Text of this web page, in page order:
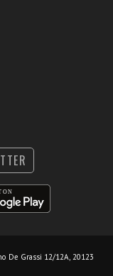
De Grassi 12/12A, 20123